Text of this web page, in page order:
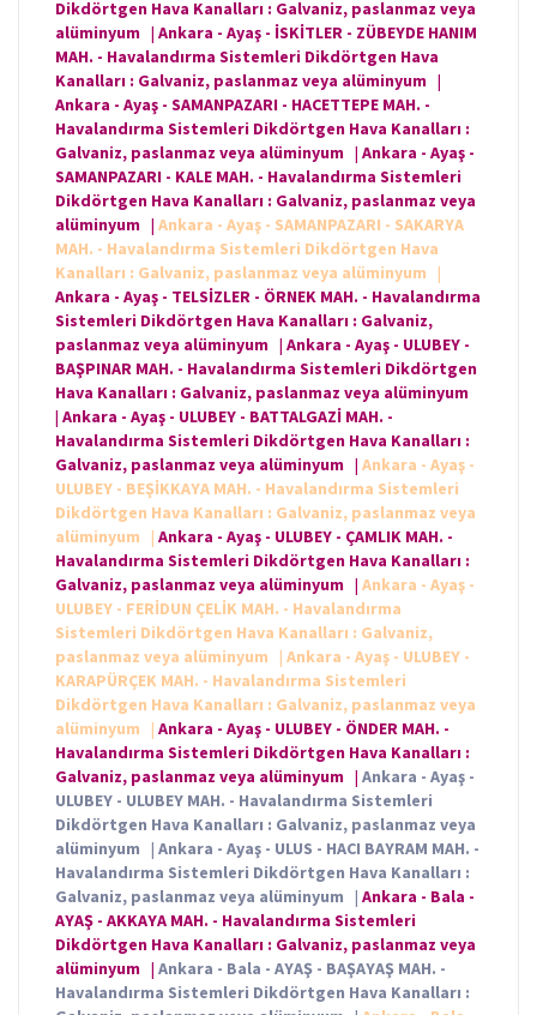
Dikdörtgen Hava Kanalları : Galvaniz, paslanmaz veya
alüminyum | Ankara - Ayaş - İSKİTLER - ZÜBEYDE HANIM
MAH. - Havalandırma Sistemleri Dikdörtgen Hava
Kanalları : Galvaniz, paslanmaz veya alüminyum |
Ankara - Ayaş - SAMANPAZARI - HACETTEPE MAH. -
Havalandırma Sistemleri Dikdörtgen Hava Kanalları :
Galvaniz, paslanmaz veya alüminyum | Ankara - Ayaş -
SAMANPAZARI - KALE MAH. - Havalandırma Sistemleri
Dikdörtgen Hava Kanalları : Galvaniz, paslanmaz veya
alüminyum | Ankara - Ayaş - SAMANPAZARI - SAKARYA
MAH. - Havalandırma Sistemleri Dikdörtgen Hava
Kanalları : Galvaniz, paslanmaz veya alüminyum
|
Ankara - Ayaş - TELSİZLER - ÖRNEK MAH. - Havalandırma
Sistemleri Dikdörtgen Hava Kanalları : Galvaniz,
paslanmaz veya alüminyum | Ankara - Ayaş - ULUBEY -
BAŞPINAR MAH. - Havalandırma Sistemleri Dikdörtgen
Hava Kanalları : Galvaniz, paslanmaz veya alüminyum
| Ankara - Ayaş - ULUBEY - BATTALGAZİ MAH. -
Havalandırma Sistemleri Dikdörtgen Hava Kanalları :
Galvaniz, paslanmaz veya alüminyum | Ankara - Ayaş -
ULUBEY - BEŞİKKAYA MAH. - Havalandırma Sistemleri
Dikdörtgen Hava Kanalları : Galvaniz, paslanmaz veya
alüminyum
| Ankara - Ayaş - ULUBEY - ÇAMLIK MAH. -
Havalandırma Sistemleri Dikdörtgen Hava Kanalları :
Galvaniz, paslanmaz veya alüminyum | Ankara - Ayaş -
ULUBEY - FERİDUN ÇELİK MAH. - Havalandırma
Sistemleri Dikdörtgen Hava Kanalları : Galvaniz,
paslanmaz veya alüminyum
| Ankara - Ayaş - ULUBEY -
KARAPÜRÇEK MAH. - Havalandırma Sistemleri
Dikdörtgen Hava Kanalları : Galvaniz, paslanmaz veya
alüminyum
| Ankara - Ayaş - ULUBEY - ÖNDER MAH. -
Havalandırma Sistemleri Dikdörtgen Hava Kanalları :
Galvaniz, paslanmaz veya alüminyum | Ankara - Ayaş -
ULUBEY - ULUBEY MAH. - Havalandırma Sistemleri
Dikdörtgen Hava Kanalları : Galvaniz, paslanmaz veya
alüminyum | Ankara - Ayaş - ULUS - HACI BAYRAM MAH. -
Havalandırma Sistemleri Dikdörtgen Hava Kanalları :
Galvaniz, paslanmaz veya alüminyum | Ankara - Bala -
AYAŞ - AKKAYA MAH. - Havalandırma Sistemleri
Dikdörtgen Hava Kanalları : Galvaniz, paslanmaz veya
alüminyum | Ankara - Bala - AYAŞ - BAŞAYAŞ MAH. -
Havalandırma Sistemleri Dikdörtgen Hava Kanalları :